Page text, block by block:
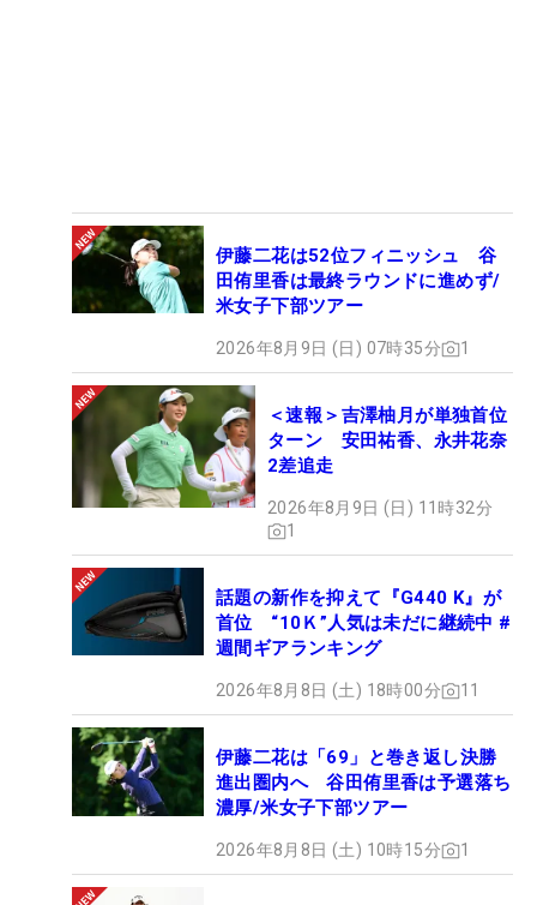
伊藤二花は52位フィニッシュ 谷
田侑里香は最終ラウンドに進めず/
米女子下部ツアー
2026年8月9日 (日) 07時35分 1
＜速報＞吉澤柚月が単独首位
ターン 安田祐香、永井花奈
2差追走
2026年8月9日 (日) 11時32分
1
話題の新作を抑えて『G440 K』が
首位 “10Ｋ”人気は未だに継続中 #
週間ギアランキング
2026年8月8日 (土) 18時00分 11
伊藤二花は「69」と巻き返し決勝
進出圏内へ 谷田侑里香は予選落ち
濃厚/米女子下部ツアー
2026年8月8日 (土) 10時15分 1